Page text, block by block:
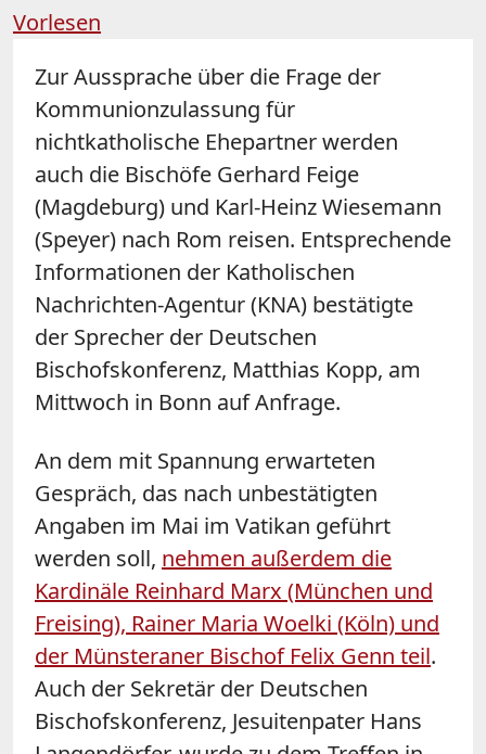
Vorlesen
Zur Aussprache über die Frage der
Kommunionzulassung für
nichtkatholische Ehepartner werden
auch die Bischöfe Gerhard Feige
(Magdeburg) und Karl-Heinz Wiesemann
(Speyer) nach Rom reisen. Entsprechende
Informationen der Katholischen
Nachrichten-Agentur (KNA) bestätigte
der Sprecher der Deutschen
Bischofskonferenz, Matthias Kopp, am
Mittwoch in Bonn auf Anfrage.
An dem mit Spannung erwarteten
Gespräch, das nach unbestätigten
Angaben im Mai im Vatikan geführt
werden soll, nehmen außerdem die
Kardinäle Reinhard Marx (München und
Freising), Rainer Maria Woelki (Köln) und
der Münsteraner Bischof Felix Genn teil.
Auch der Sekretär der Deutschen
Bischofskonferenz, Jesuitenpater Hans